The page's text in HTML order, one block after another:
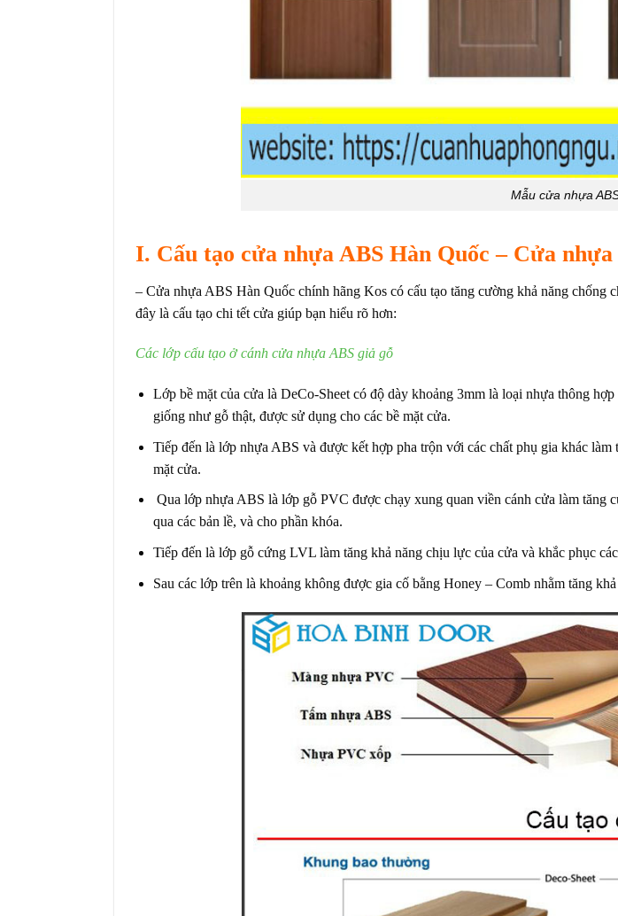
Mẫu cửa nhựa
I. Cấu tạo cửa nhựa ABS Hàn Quốc – Cửa nhựa
– Cửa nhựa ABS Hàn Quốcchính hãng Kos có cấu tạo tăng cường khả năng chống
đây là cấu tạo chi tết cửa giúp bạn hiểu rõ hơn:
Các lớp cấu tạo ở cánh cửa nhựa ABS giả gỗ
Lớp bề mặt của cửa là DeCo-Sheet có độ dày khoảng 3mm là loại nhựa thông
giống như gỗ thật, được sử dụng cho các bề mặt cửa.
Tiếp đến là lớp nhựa ABS và được kết hợp pha trộn với các chất phụ gia khác
mặt cửa.
Qua lớp nhựa ABS là lớp gỗ PVC được chạy xung quan viền cánh cửa làm tăng
qua các bản lề, và cho phần khóa.
Tiếp đến là lớp gỗ cứng LVL làm tăng khả năng chịu lực của cửa và khắc phục
Sau các lớp trên là khoảng không được gia cố bằng Honey – Comb nhằm tăng